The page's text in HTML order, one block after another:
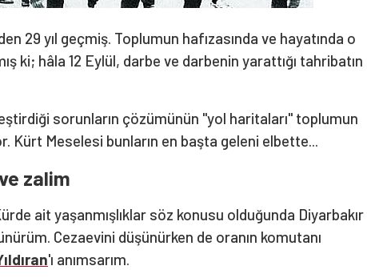
29 yıl geçmiş. Toplumun hafızasında ve hayatında o
ki; hâla 12 Eylül, darbe ve darbenin yarattığı tahribatın
sorunların çözümünün "yol haritaları" toplumun
Kürt Meselesi bunların en başta geleni elbette...
zalim
ait yaşanmışlıklar söz konusu olduğunda Diyarbakır
Cezaevini düşünürken de oranın komutanı
'ı anımsarım.